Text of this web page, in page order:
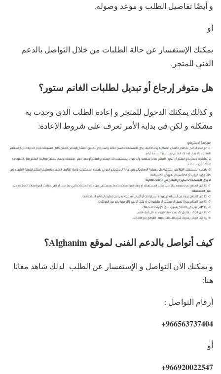
و أيضًا تفاصيل الطلب و موعد وصوله.
أو
يمكنك الإستفسار عن حالة الطلبات من خلال التواصل بالدعم
الفني للمتجر.
هل متوفر إرجاع أو تبديل لطلبات الغانم ستور؟
و كذلك يمكنك الدخول للمتجر و إعادة الطلب الذى وجدت به
مشكلة و لكن فى بداية الأمر تعرف على شروط الإعادة:
كيف أتواصل بالدعم الفنى لموقع Alghanim؟
و يمكنك الآن التواصل و الإستفسار عن الطلب لذلك شاهد معانا
هنا:
أرقام التواصل :
966563737404+
أو
966920022547+